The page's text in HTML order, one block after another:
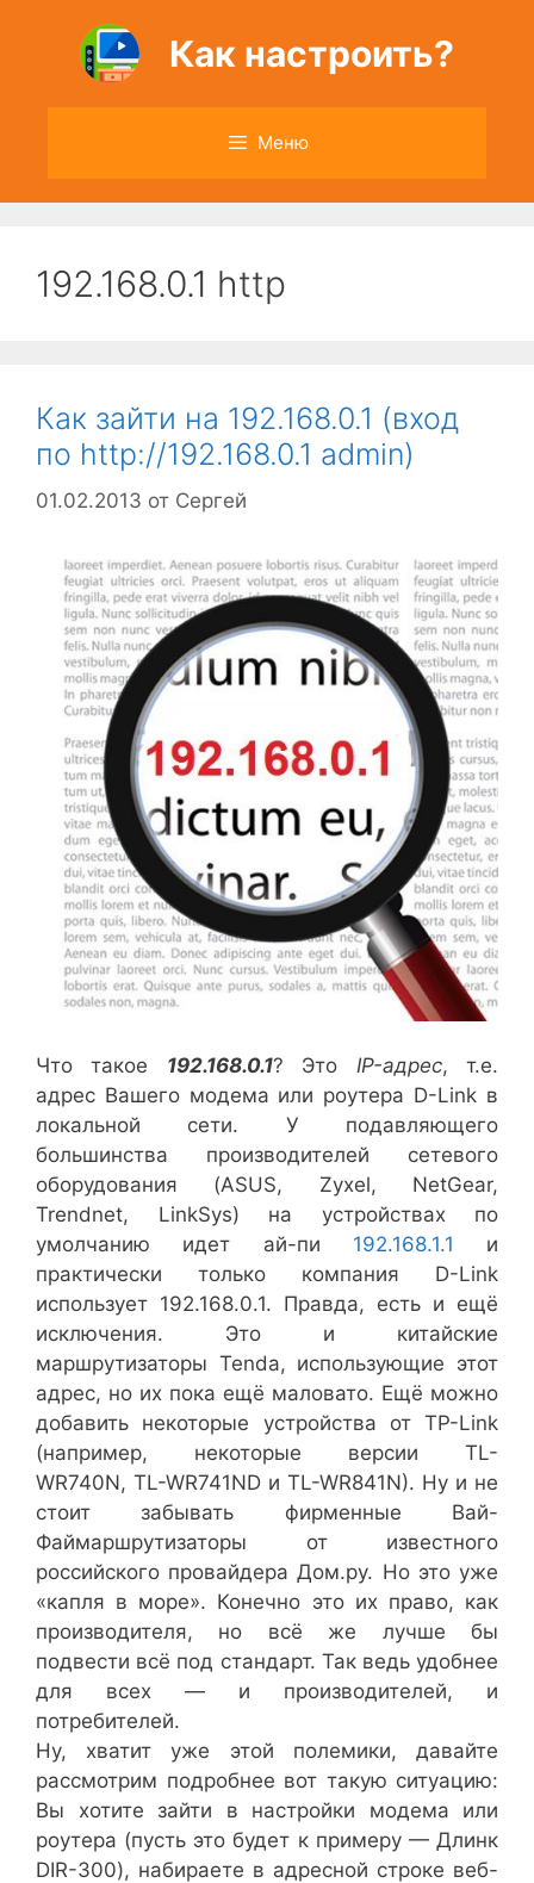
содержимому
Как настроить?
Меню
192.168.0.1 http
Как зайти на 192.168.0.1 (вход
по http://192.168.0.1 admin)
01.02.2013 от Сергей
Что такое 192.168.0.1? Это IP-адрес, т.е.
адрес Вашего модема или роутера D-Link в
локальной сети. У подавляющего
большинства производителей сетевого
оборудования (ASUS, Zyxel, NetGear,
Trendnet, LinkSys) на устройствах по
умолчанию идет ай-пи 192.168.1.1 и
практически только компания D-Link
использует 192.168.0.1. Правда, есть и ещё
исключения. Это и китайские
маршрутизаторы Tenda, использующие этот
адрес, но их пока ещё маловато. Ещё можно
добавить некоторые устройства от TP-Link
(например, некоторые версии TL-
WR740N, TL-WR741ND и TL-WR841N). Ну и не
стоит забывать фирменные Вай-
Файмаршрутизаторы от известного
российского провайдера Дом.ру. Но это уже
«капля в море». Конечно это их право, как
производителя, но всё же лучше бы
подвести всё под стандарт. Так ведь удобнее
для всех — и производителей, и
потребителей.
Ну, хватит уже этой полемики, давайте
рассмотрим подробнее вот такую ситуацию:
Вы хотите зайти в настройки модема или
роутера (пусть это будет к примеру — Длинк
DIR-300), набираете в адресной строке веб-